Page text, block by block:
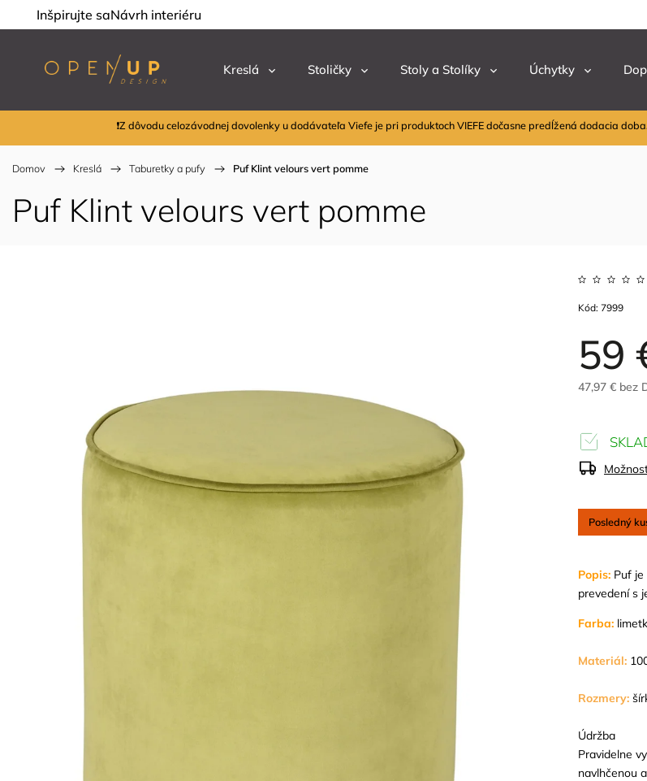
Inšpirujte saNávrh interiéru
Kreslá Stoličky Stoly a Stolíky Úchytky
❗Z dôvodu celozávodnej dovolenky u dodávateľa Viefe je pri produktoch VIEFE dočasne predĺžená dodacia
Domov / Kreslá / Taburetky a pufy / Puf Klint velours vert pomme
Puf Klint velours vert pomme
59
47,97 € bez
Kód: 7999
Posledný
Popis: Puf
prevedení s
Farba:
Materiál:
Rozmery:
Údržba
Pravidelne
navlhčenou